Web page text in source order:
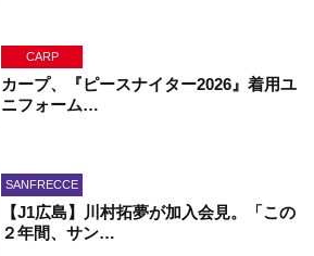
CARP
カープ、『ピースナイター2026』着用ユ
ニフォーム…
SANFRECCE
【J1広島】川村拓夢が加入会見。「この
２年間、サン…